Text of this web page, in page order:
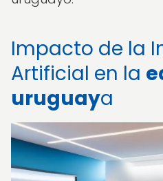
Impacto de la
Artificial en la
uruguaya